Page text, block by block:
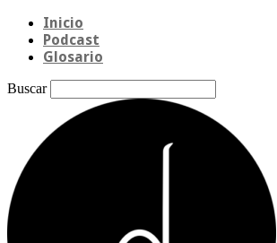
Inicio
Podcast
Glosario
Buscar